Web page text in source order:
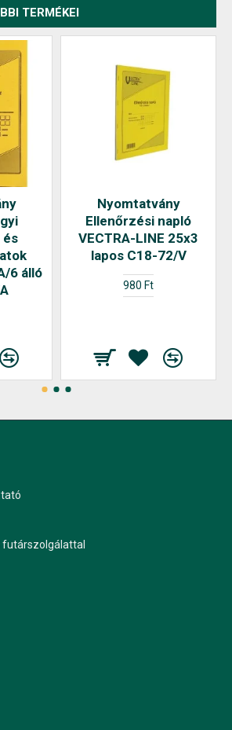
TERMÉKEI
és
6 álló
Nyomtatvány
Ellenőrzési napló
VECTRA-LINE 25x3
lapos C18-72/V
980 Ft
futárszolgálattal